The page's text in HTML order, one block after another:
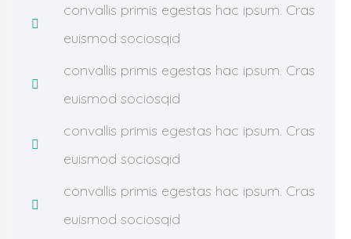
convallis primis egestas hac ipsum. Cras
euismod sociosqid
convallis primis egestas hac ipsum. Cras
euismod sociosqid
convallis primis egestas hac ipsum. Cras
euismod sociosqid
convallis primis egestas hac ipsum. Cras
euismod sociosqid